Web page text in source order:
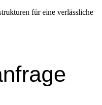
für eine verlässliche